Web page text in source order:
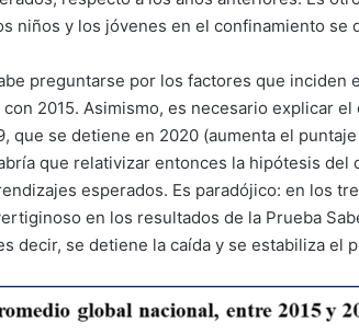
niños y los jóvenes en el confinamiento se
preguntarse por los factores que inciden
2015. Asimismo, es necesario explicar
que se detiene en 2020 (aumenta el
que relativizar entonces la hipótesis del
esperados. Es paradójico: en los
en los resultados de la Prueba
decir, se detiene la caída y se estabiliza el